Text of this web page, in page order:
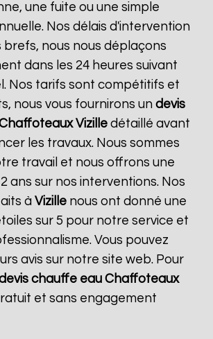
une fuite ou une simple
Nos délais d'intervention
brefs, nous nous déplaçons
dans les 24 heures suivant
Nos tarifs sont compétitifs et
nous vous fournirons un devis
Vizilledétaillé avant
les travaux. Nous sommes
travail et nous offrons une
ans sur nos interventions. Nos
àVizille nous ont donné une
sur 5 pour notre service et
Vous pouvez
avis sur notre site web. Pour
chauffe eau Chaffoteaux
et sans engagement